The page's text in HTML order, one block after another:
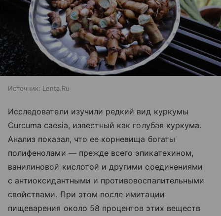
Источник: Lenta.Ru
Исследователи изучили редкий вид куркумы
Curcuma caesia, известный как голубая куркума.
Анализ показал, что ее корневища богаты
полифенолами — прежде всего эпикатехином,
ванилиновой кислотой и другими соединениями
с антиоксидантными и противовоспалительными
свойствами. При этом после имитации
пищеварения около 58 процентов этих веществ